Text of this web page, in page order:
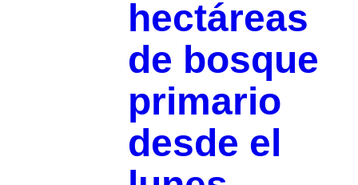
hectáreas
de bosque
primario
desde el